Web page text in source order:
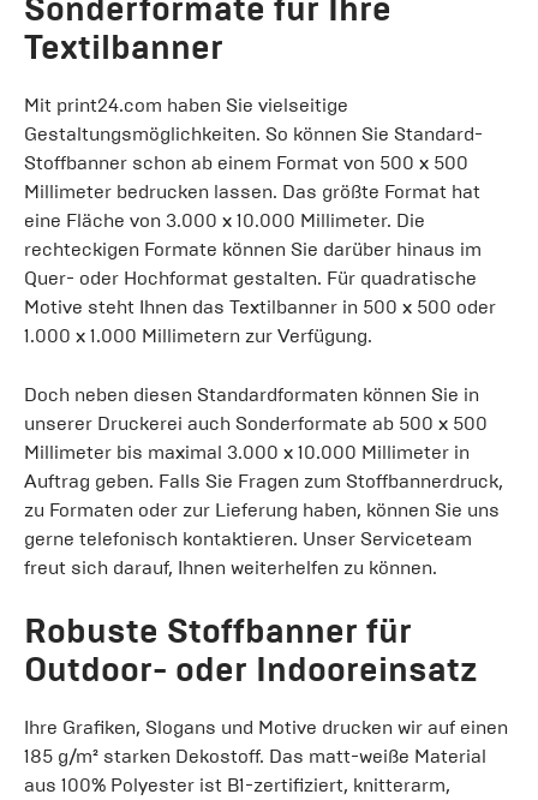
Sonderformate für Ihre
Textilbanner
Mit print24.com haben Sie vielseitige
Gestaltungsmöglichkeiten. So können Sie Standard-
Stoffbanner schon ab einem Format von 500 x 500
Millimeter bedrucken lassen. Das größte Format hat
eine Fläche von 3.000 x 10.000 Millimeter. Die
rechteckigen Formate können Sie darüber hinaus im
Quer- oder Hochformat gestalten. Für quadratische
Motive steht Ihnen das Textilbanner in 500 x 500 oder
1.000 x 1.000 Millimetern zur Verfügung.
Doch neben diesen Standardformaten können Sie in
unserer Druckerei auch Sonderformate ab 500 x 500
Millimeter bis maximal 3.000 x 10.000 Millimeter in
Auftrag geben. Falls Sie Fragen zum Stoffbannerdruck,
zu Formaten oder zur Lieferung haben, können Sie uns
gerne telefonisch kontaktieren. Unser Serviceteam
freut sich darauf, Ihnen weiterhelfen zu können.
Robuste Stoffbanner für
Outdoor- oder Indooreinsatz
Ihre Grafiken, Slogans und Motive drucken wir auf einen
185 g/m² starken Dekostoff. Das matt-weiße Material
aus 100% Polyester ist B1-zertifiziert, knitterarm,